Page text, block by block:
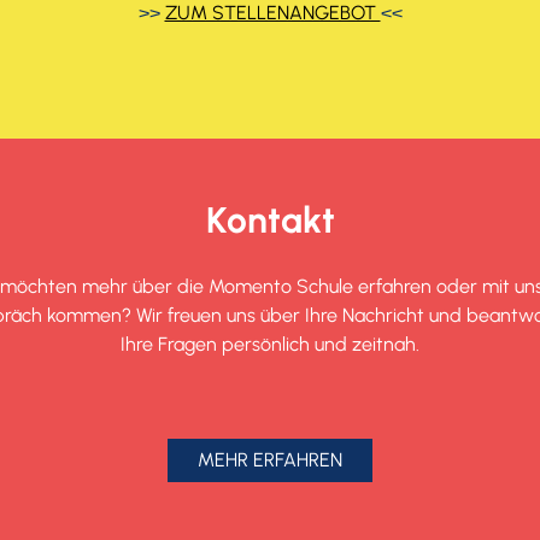
>> ZUM STELLENANGEBOT <<
Kontakt
mehr über die Momento Schule erfahren oder mit
kommen? Wir freuen uns über Ihre Nachricht und
Ihre Fragen persönlich und zeitnah.
MEHR ERFAHREN